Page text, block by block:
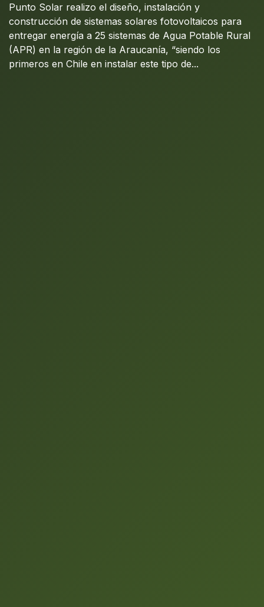
Punto Solar realizo el diseño, instalación y
construcción de sistemas solares fotovoltaicos para
entregar energía a 25 sistemas de Agua Potable Rural
(APR) en la región de la Araucanía, “siendo los
primeros en Chile en instalar este tipo de...